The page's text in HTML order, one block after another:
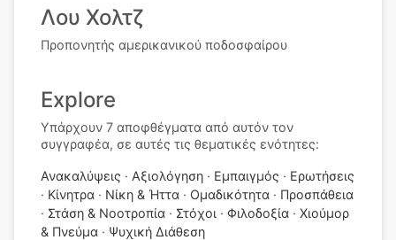
Λου Χολτζ
Προπονητής αμερικανικού ποδοσφαίρου
Explore
Υπάρχουν 7 αποφθέγματα από αυτόν τον
συγγραφέα, σε αυτές τις θεματικές ενότητες:
Ανακαλύψεις Αξιολόγηση Εμπαιγμός
Ερωτήσεις
Κίνητρα
Νίκη & Ήττα Ομαδικότητα
Προσπάθεια
Στάση & Νοοτροπία
Στόχοι Φιλοδοξία
Χιούμορ
& Πνεύμα
Ψυχική Διάθεση